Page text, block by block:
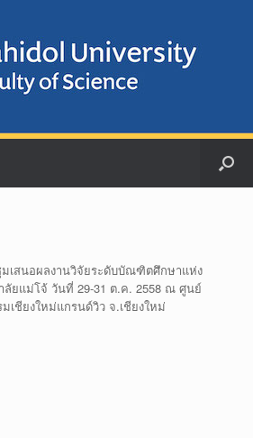
เสนอผลงานวิจัยระดับบัณฑิตศึกษาแห่ง
ลัยแม่โจ้ วันที่ 29-31 ต.ค. 2558 ณ ศูนย์
เชียงใหม่แกรนด์วิว จ.เชียงใหม่